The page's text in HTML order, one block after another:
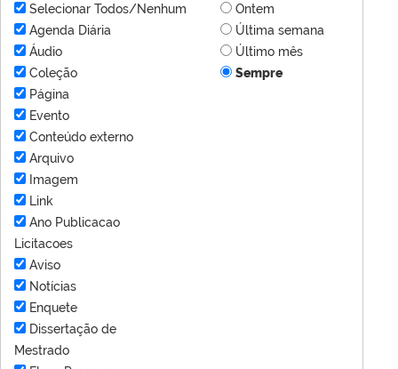
Selecionar Todos/Nenhum
Agenda Diária
Áudio
Coleção
Página
Evento
Conteúdo externo
Arquivo
Imagem
Link
Ano Publicacao
Licitacoes
Aviso
Notícias
Enquete
Dissertação de
Mestrado
Ontem
Última semana
Último mês
Sempre